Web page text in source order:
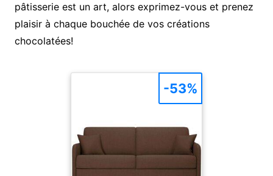
pâtisserie est un art, alors exprimez-vous et prenez
plaisir à chaque bouchée de vos créations
chocolatées!
-53%